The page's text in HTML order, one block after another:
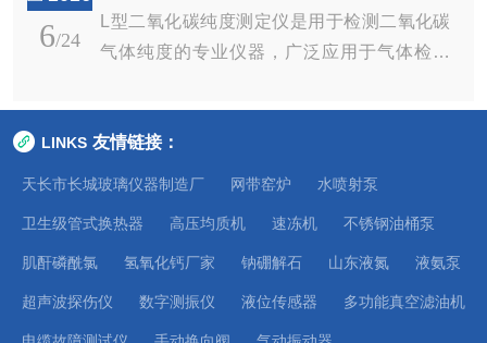
现有生产线改造、小型中试装置、实验室成套
设...
度。其测量范围覆盖99.0%至100%，精度分
段优化：在99.980%至100%范围内精度可达
目前市面上精度最高的二氧化碳纯度测...
6/24
L型二氧化碳纯度测定仪是用于检测二氧化碳
气体纯度的专业仪器，广泛应用于气体检测
要采用碱液吸收法，通过氢氧化钾（KOH）
或*（NaOH）溶液吸收样品气体中的杂质气
体（如氧气、氮气），从而测定二氧化碳的纯
段优化：在99.980%至100%范围内精度可达
0.001%，在99.80%至99.97%范围内为0.0
1%，在99.00%至99.75%范围内为0.05%，是
LINKS 友情链接：
天长市长城玻璃仪器制造厂 网带窑炉 水喷射泵
卫生级管式换热器 高压均质机 速冻机 不锈钢油桶泵
肌酐磷酰氯 氢氧化钙厂家 钠硼解石 山东液氮 液氨泵
超声波探伤仪 数字测振仪 液位传感器 多功能真空滤油机